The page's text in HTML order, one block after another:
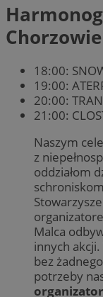
Chorzowie
18:00:
19:00:
20:00:
21:00:
Naszym
z
oddziałom
Malca
innych
bez
potrzeby